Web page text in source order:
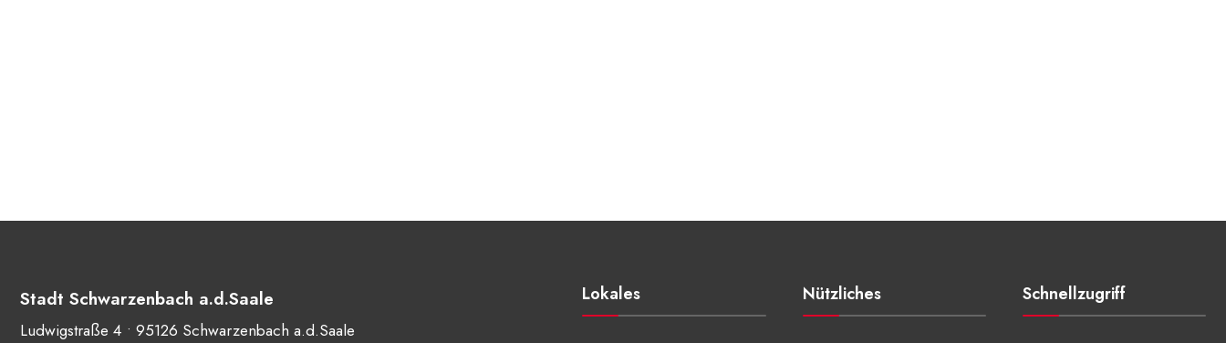
Stadt Schwarzenbach a.d.Saale
Ludwigstraße 4 • 95126 Schwarzenbach a.d.Saale
Lokales Nützliches Schnellzugriff